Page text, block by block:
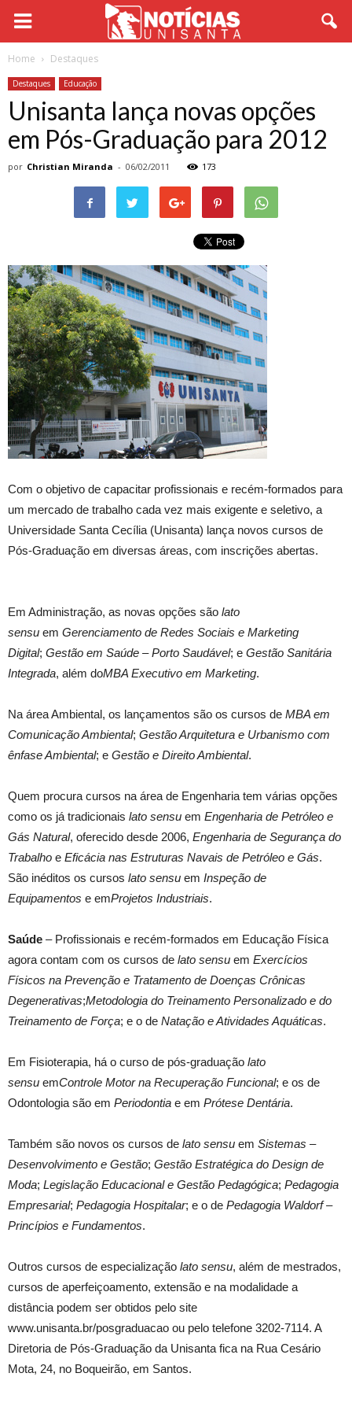
Home Destaques
Destaques Educação
Unisanta lança novas opções
em Pós-Graduação para 2012
por Christian Miranda - 06/02/2011 173
Com o objetivo de capacitar profissionais e recém-formados para
um mercado de trabalho cada vez mais exigente e seletivo, a
Universidade Santa Cecília (Unisanta) lança novos cursos de
Pós-Graduação em diversas áreas, com inscrições abertas.
Em Administração, as novas opções são lato
sensu em Gerenciamento de Redes Sociais e Marketing
Digital; Gestão em Saúde – Porto Saudável; e Gestão Sanitária
Integrada, além doMBA Executivo em Marketing.
Na área Ambiental, os lançamentos são os cursos de MBA em
Comunicação Ambiental; Gestão Arquitetura e Urbanismo com
ênfase Ambiental; e Gestão e Direito Ambiental.
Quem procura cursos na área de Engenharia tem várias opções
como os já tradicionais lato sensu em Engenharia de Petróleo e
Gás Natural, oferecido desde 2006, Engenharia de Segurança do
Trabalho e Eficácia nas Estruturas Navais de Petróleo e Gás.
São inéditos os cursos lato sensu em Inspeção de
Equipamentos e emProjetos Industriais.
Saúde – Profissionais e recém-formados em Educação Física
agora contam com os cursos de lato sensu em Exercícios
Físicos na Prevenção e Tratamento de Doenças Crônicas
Degenerativas;Metodologia do Treinamento Personalizado e do
Treinamento de Força; e o de Natação e Atividades Aquáticas.
Em Fisioterapia, há o curso de pós-graduação lato
sensu emControle Motor na Recuperação Funcional; e os de
Odontologia são em Periodontia e em Prótese Dentária.
Também são novos os cursos de lato sensu em Sistemas –
Desenvolvimento e Gestão; Gestão Estratégica do Design de
Moda; Legislação Educacional e Gestão Pedagógica; Pedagogia
Empresarial; Pedagogia Hospitalar; e o de Pedagogia Waldorf –
Princípios e Fundamentos.
Outros cursos de especialização lato sensu, além de mestrados,
cursos de aperfeiçoamento, extensão e na modalidade a
distância podem ser obtidos pelo site
www.unisanta.br/posgraduacao ou pelo telefone 3202-7114. A
Diretoria de Pós-Graduação da Unisanta fica na Rua Cesário
Mota, 24, no Boqueirão, em Santos.